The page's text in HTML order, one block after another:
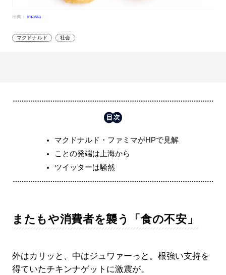
出典： imasia
マクドナルド 社会
マクドナルド・ファミマがHPで見解
ことの発端は上海から
ツイッターは騒然
またもや消費者を襲う「食の不安」
外はカリッと、中はジュワァーっと。根強い支持を
得ていたチキンナゲットに激震が。